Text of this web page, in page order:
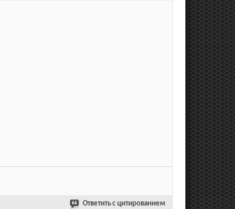
Ответить с цитированием